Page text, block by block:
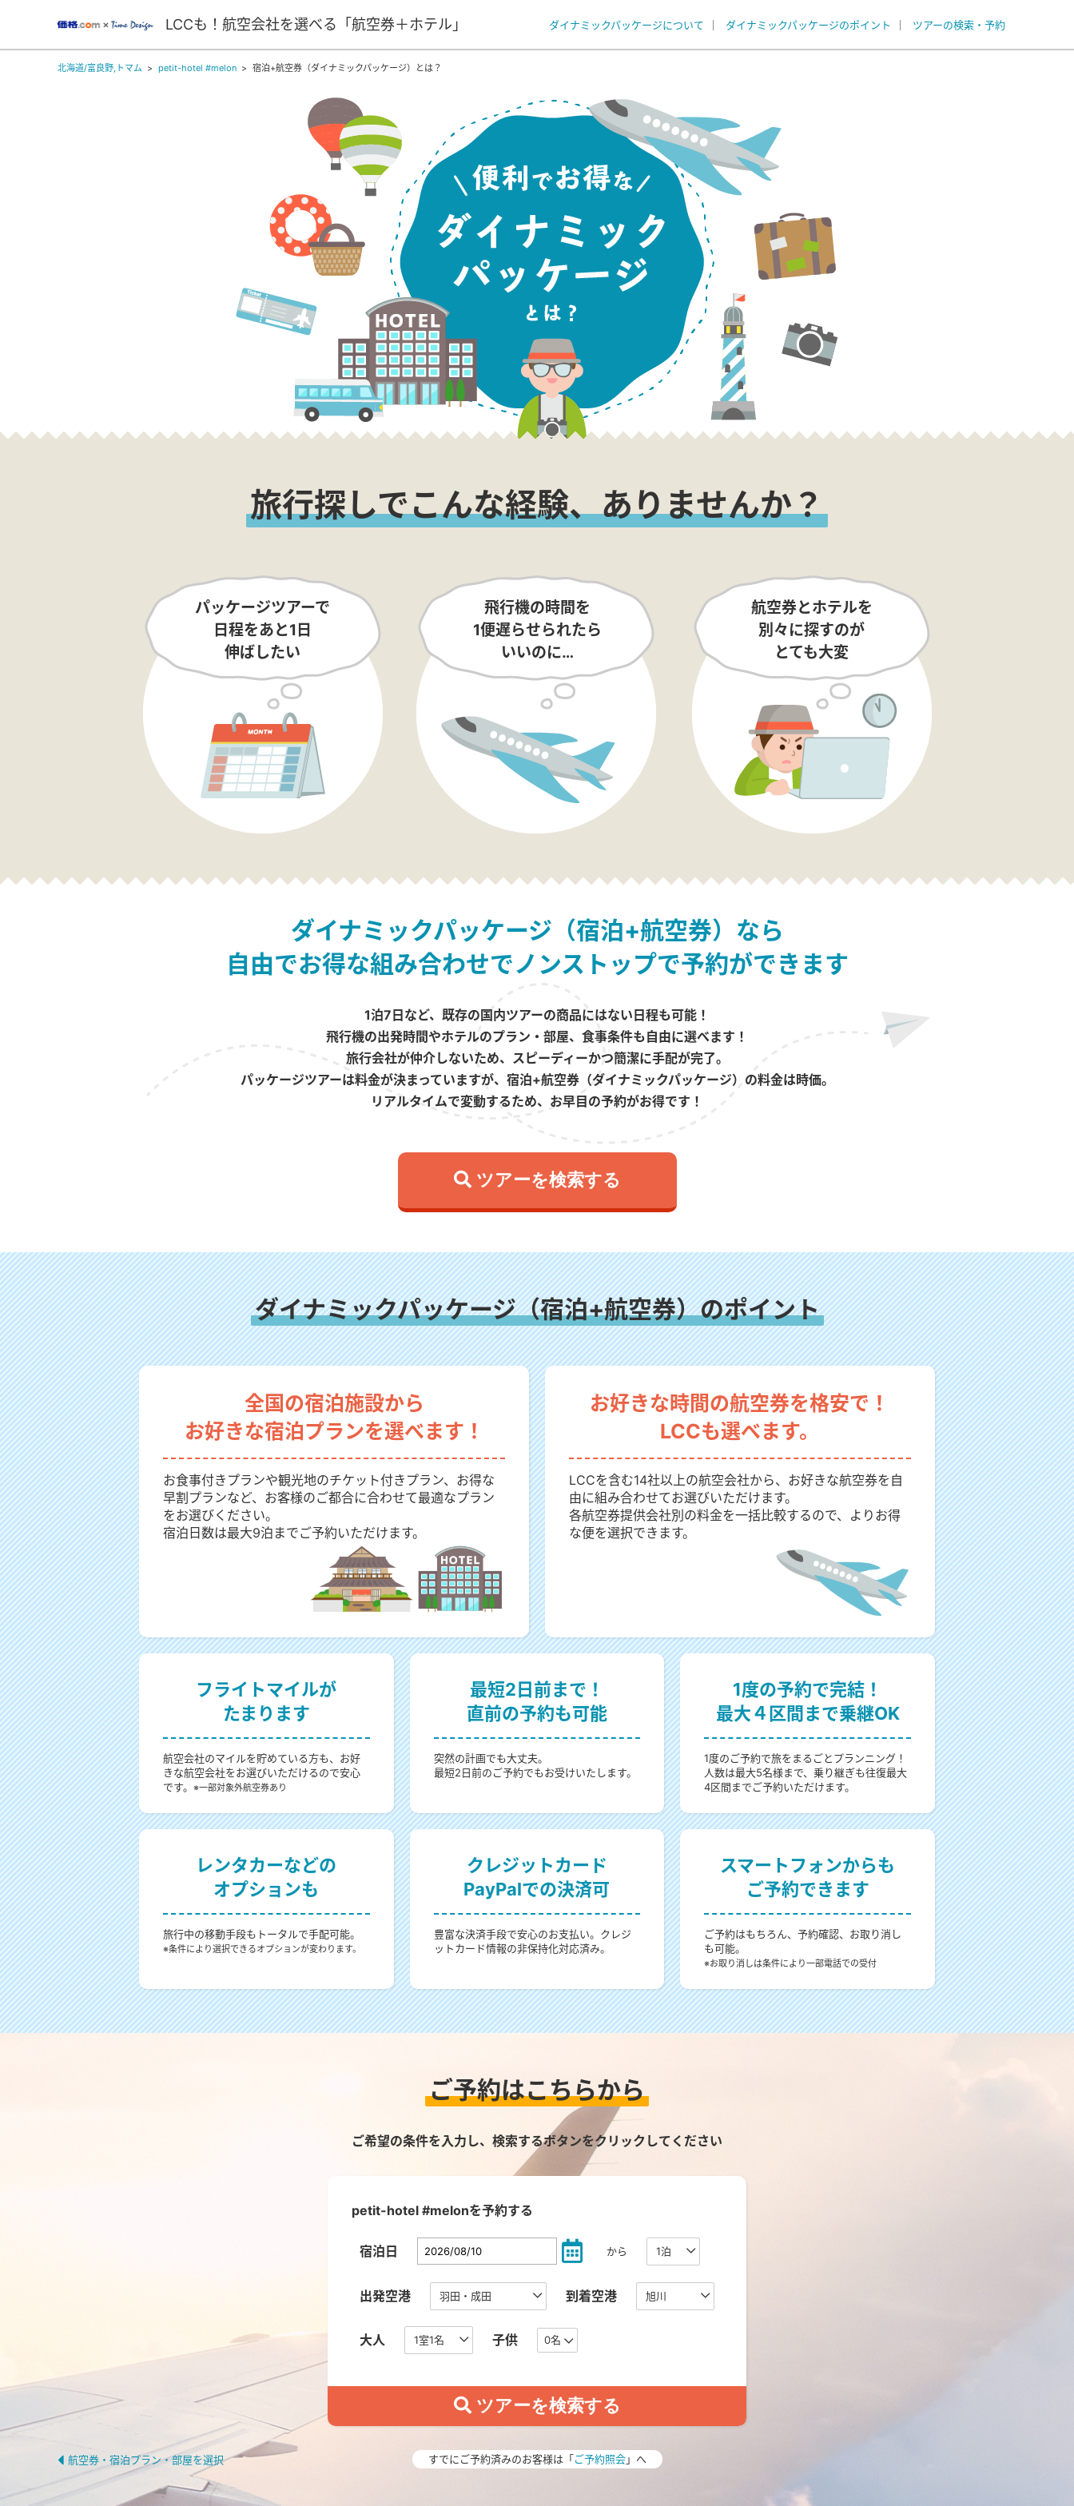
LCCも！航空会社を選べる「航空券＋ホテル」 ダイナミックパッケージについて ダイナミックパッケージのポイント ツアーの検索・予約
北海道/富良野,トマム petit-hotel #melon 宿泊+航空券（ダイナミックパッケージ）とは？
旅行探しでこんな経験、ありませんか？
パッケージツアーで
日程をあと1日
伸ばしたい
飛行機の時間を
1便遅らせられたら
いいのに…
航空券とホテルを
別々に探すのが
とても大変
ダイナミックパッケージ（宿泊+航空券）なら
自由でお得な組み合わせでノンストップで予約ができます
1泊7日など、既存の国内ツアーの商品にはない日程も可能！
飛行機の出発時間やホテルのプラン・部屋、食事条件も自由に選べます！
旅行会社が仲介しないため、スピーディーかつ簡潔に手配が完了。
パッケージツアーは料金が決まっていますが、宿泊+航空券（ダイナミックパッケージ）の料金は時価。
リアルタイムで変動するため、お早目の予約がお得です！
 ツアーを検索する
ダイナミックパッケージ（宿泊+航空券）のポイント
全国の宿泊施設から
お好きな宿泊プランを選べます！
お食事付きプランや観光地のチケット付きプラン、お得な
早割プランなど、お客様のご都合に合わせて最適なプラン
をお選びください。
宿泊日数は最大9泊までご予約いただけます。
お好きな時間の航空券を格安で！
LCCも選べます。
LCCを含む14社以上の航空会社から、お好きな航空券を自
由に組み合わせてお選びいただけます。
各航空券提供会社別の料金を一括比較するので、よりお得
な便を選択できます。
フライトマイルが
たまります
航空会社のマイルを貯めている方も、お好
きな航空会社をお選びいただけるので安心
です。 ※一部対象外航空券あり
最短2日前まで！
直前の予約も可能
突然の計画でも大丈夫。
最短2日前のご予約でもお受けいたします。
1度の予約で完結！
最大４区間まで乗継OK
1度のご予約で旅をまるごとプランニング！
人数は最大5名様まで、乗り継ぎも往復最大
4区間までご予約いただけます。
レンタカーなどの
オプションも
旅行中の移動手段もトータルで手配可能。
※条件により選択できるオプションが変わります。
クレジットカード
PayPalでの決済可
豊富な決済手段で安心のお支払い。クレジ
ットカード情報の非保持化対応済み。
スマートフォンからも
ご予約できます
ご予約はもちろん、予約確認、お取り消し
も可能。
※お取り消しは条件により一部電話での受付
ご予約はこちらから
ご希望の条件を入力し、検索するボタンをクリックしてください
petit-hotel #melonを予約する
宿泊日 から
出発空港 到着空港
大人 子供 0名
航空券・宿泊プラン・部屋を選択 すでにご予約済みのお客様は「ご予約照会」へ